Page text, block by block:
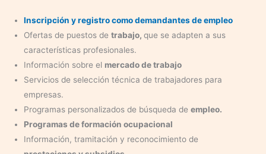
Inscripción y registro como demandantes de empleo
Ofertas de puestos de trabajo, que se adapten a sus
características profesionales.
Información sobre el mercado de trabajo
Servicios de selección técnica de trabajadores para
empresas.
Programas personalizados de búsqueda de empleo.
Programas de formación ocupacional
Información, tramitación y reconocimiento de